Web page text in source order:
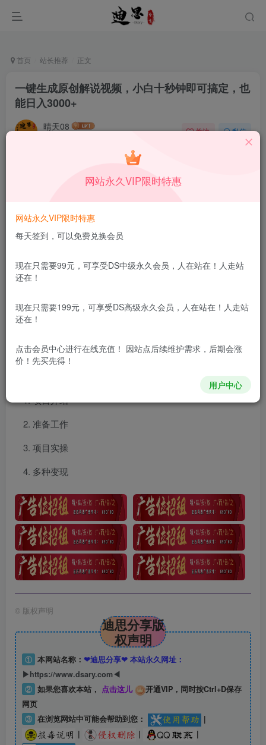
首页 站长推荐 正文
一键生成原创解说视频，小白十秒钟即可搞定，也
能日入3000+
晴天08 关注 私信
用途。如有侵权、不妥之处，请第一时间联系我们删除！
项目介绍
入3000+
项目介绍
准备工作
项目实操
多种变现
© 版权声明
迪思分享版
权声明
① 本网站名称： ❤迪思分享❤ 本站永久网址：
▶https://www.dsary.com◀
② 如果您喜欢本站， 点击这儿
开通VIP，同时按Ctrl+D保存
网页
③ 在浏览网站中可能会帮助到您：
|
|
| |
网站永久VIP限时特惠
网站永久VIP限时特惠
每天签到，可以免费兑换会员
现在只需要99元，可享受DS中级永久会员，人在站在！人走站
还在！
现在只需要199元，可享受DS高级永久会员，人在站在！人走站
还在！
点击会员中心进行在线充值！ 因站点后续维护需求，后期会涨
价！先买先得！
用户中心